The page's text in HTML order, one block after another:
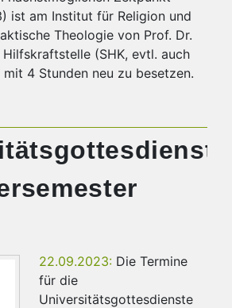
ist am Institut für Religion und
Theologie von Prof. Dr.
Hilfskraftstelle (SHK, evtl. auch
mit 4 Stunden neu zu besetzen.
22.09.2023: Die Termine
für die
Universitätsgottesdienste